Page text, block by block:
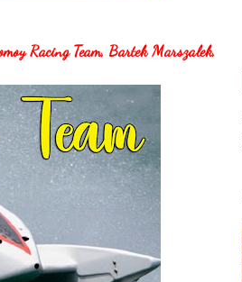
Racing Team, Bartek Marszalek,